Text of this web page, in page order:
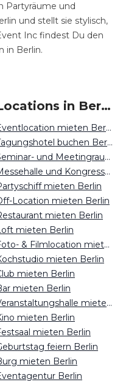
Partyräume und
und stellt sie stylisch,
Inc findest Du den
in Berlin.
Locations in Berlin mieten
Eventlocation mieten Berlin
Tagungshotel buchen Berlin
Seminar- und Meetingraum mieten Berlin
Messehalle und Kongresszentrum mieten Berlin
mieten Berlin
Location mieten Berlin
mieten Berlin
mieten Berlin
Foto- & Filmlocation mieten Berlin
mieten Berlin
mieten Berlin
mieten Berlin
Veranstaltungshalle mieten Berlin
mieten Berlin
mieten Berlin
feiern Berlin
mieten Berlin
Berlin